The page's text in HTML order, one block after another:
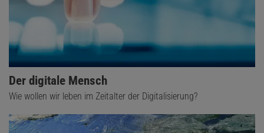
Der digitale Mensch
Wie wollen wir leben im Zeitalter der Digitalisierung?